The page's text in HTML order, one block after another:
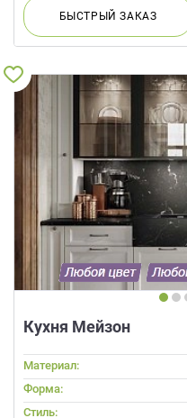
БЫСТРЫЙЗАКАЗ
Кухня Мейзон
Материал:
Форма:
Стиль: